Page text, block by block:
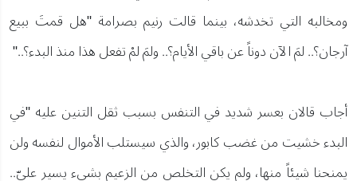
ومخالبه التي تخدشه، بينما قالت رنيم بصرامة "هل قمتَ ببيع
آرجان؟.. لمَ الآن دوناً عن باقي الأيام؟.. ولمَ لمْ تفعل هذا منذ البدء؟.."
أجاب قالان بعسر شديد في التنفس بسبب ثقل التنين عليه "في
البدء خشيت من غضب كابور، والذي سيستلب الأموال لنفسه ولن
يمنحنا شيئاً منها، ولم يكن التخلص من الزعيم بشيء يسير عليّ..